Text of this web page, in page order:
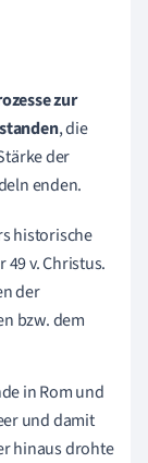
zur
, die
der
enden.
historische
v. Christus.
der
bzw. dem
in Romund
und damit
hinaus drohte